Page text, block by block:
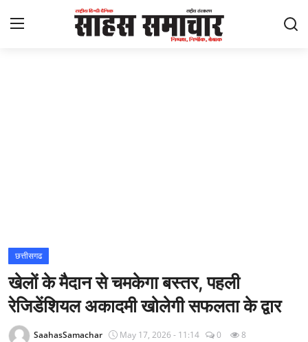
राज्य
अंतराष्ट्रीय
छत्तीसगढ
खेलों के मैदान से चमकेगा बस्तर, पहली
रेजिडेंशियल अकादमी खोलेगी सफलता के द्वार
SaahasSamachar May 17, 2026 - 11:14 0 8